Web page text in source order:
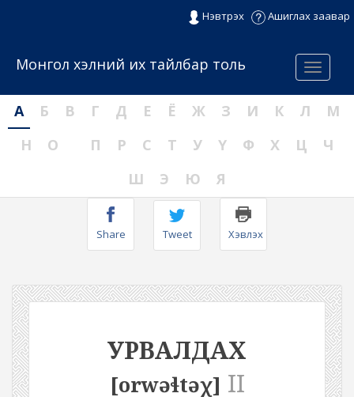
Нэвтрэх Ашиглах заавар
Menu
Монгол хэлний их тайлбар толь
А Б В Г Д Е Ё Ж З И К Л
М
Н
О П Р С Т У Ү Ф Х Ц
Ч
Ш
Э Ю Я
Share Tweet Хэвлэх
УРВАЛДАХ
[orwəɬtəχ] II